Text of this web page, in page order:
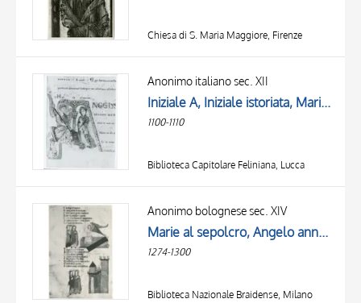
Chiesa di S. Maria Maggiore, Firenze
Anonimo italiano sec. XII
Iniziale A, Iniziale istoriata, Marie al sepolcro, Angelo annuncia la Resurrezione alle pie donne, Finte architetture
1100-1110
Biblioteca Capitolare Feliniana, Lucca
Anonimo bolognese sec. XIV
Marie al sepolcro, Angelo annuncia la Resurrezione alle pie donne
1274-1300
Biblioteca Nazionale Braidense, Milano